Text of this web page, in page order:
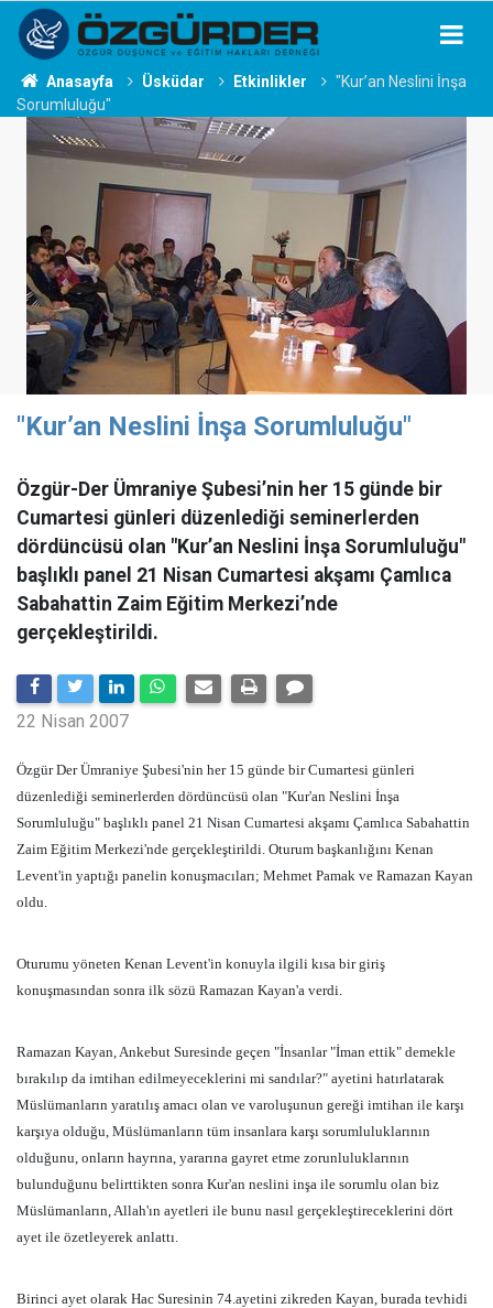
Anasayfa Üsküdar Etkinlikler
"Kur’an Neslini İnşa
Sorumluluğu"
"Kur’an Neslini İnşa Sorumluluğu"
Özgür-Der Ümraniye Şubesi’nin her 15 günde bir
Cumartesi günleri düzenlediği seminerlerden
dördüncüsü olan "Kur’an Neslini İnşa Sorumluluğu"
başlıklı panel 21 Nisan Cumartesi akşamı Çamlıca
Sabahattin Zaim Eğitim Merkezi’nde
gerçekleştirildi.
22 Nisan 2007
Özgür Der Ümraniye Şubesi'nin her 15 günde bir Cumartesi günleri
düzenlediği seminerlerden dördüncüsü olan "Kur'an Neslini İnşa
Sorumluluğu" başlıklı panel 21 Nisan Cumartesi akşamı Çamlıca Sabahattin
Zaim Eğitim Merkezi'nde gerçekleştirildi. Oturum başkanlığını Kenan
Levent'in yaptığı panelin konuşmacıları; Mehmet Pamak ve Ramazan Kayan
oldu.
Oturumu yöneten Kenan Levent'in konuyla ilgili kısa bir giriş
konuşmasından sonra ilk sözü Ramazan Kayan'a verdi.
Ramazan Kayan, Ankebut Suresinde geçen "İnsanlar "İman ettik" demekle
bırakılıp da imtihan edilmeyeceklerini mi sandılar?" ayetini hatırlatarak
Müslümanların yaratılış amacı olan ve varoluşunun gereği imtihan ile karşı
karşıya olduğu, Müslümanların tüm insanlara karşı sorumluluklarının
olduğunu, onların hayrına, yararına gayret etme zorunluluklarının
bulunduğunu belirttikten sonra Kur'an neslini inşa ile sorumlu olan biz
Müslümanların, Allah'ın ayetleri ile bunu nasıl gerçekleştireceklerini dört
ayet ile özetleyerek anlattı.
Birinci ayet olarak Hac Suresinin 74.ayetini zikreden Kayan, burada tevhidi